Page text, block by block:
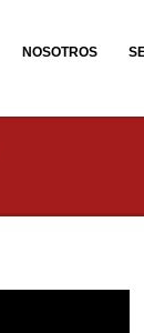
NOSOTROS